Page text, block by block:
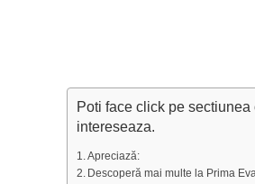
Poti face click pe sectiunea
intereseaza.
Apreciază:
Descoperă mai multe la Prima